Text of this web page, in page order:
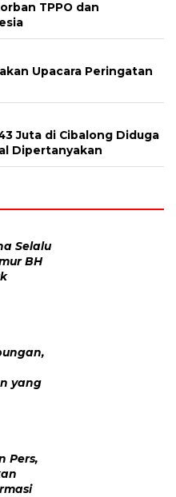
TPPO dan
Upacara Peringatan
Juta di Cibalong Diduga
Dipertanyakan
Selalu
BH
yang
Pers,